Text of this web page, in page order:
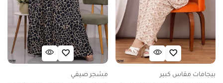
بيجامات مقاس كبير مشجر صيفي